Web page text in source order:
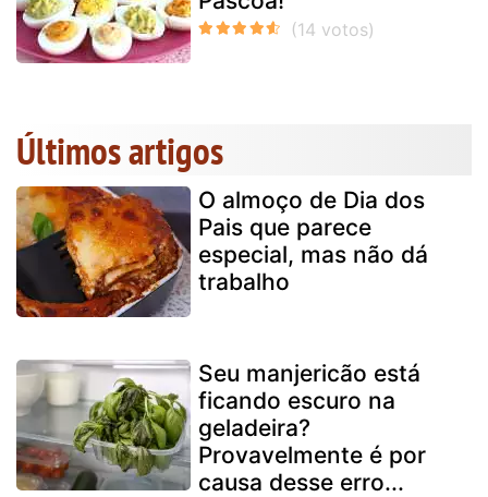
Últimos artigos
O almoço de Dia dos
Pais que parece
especial, mas não dá
trabalho
Seu manjericão está
ficando escuro na
geladeira?
Provavelmente é por
causa desse erro...